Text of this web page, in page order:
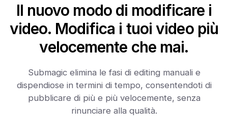
Il nuovo modo di modificare i
video. Modifica i tuoi video più
velocemente che mai.
Submagic elimina le fasi di editing manuali e
dispendiose in termini di tempo, consentendoti di
pubblicare di più e più velocemente, senza
rinunciare alla qualità.